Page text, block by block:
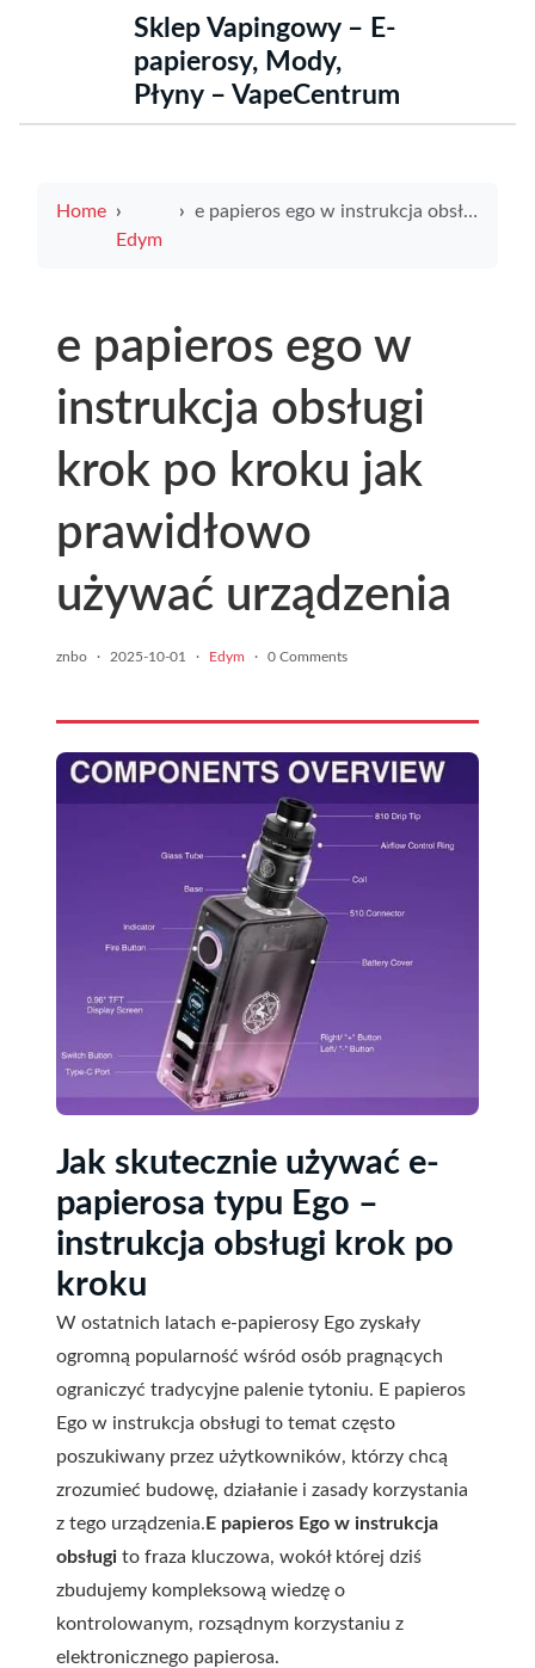
Sklep Vapingowy – E-
papierosy, Mody,
Płyny – VapeCentrum
Home
Edym
e papieros ego w instrukcja obsługi krok po kroku jak prawidłowo używać urządzenia
e papieros ego w
instrukcja obsługi
krok po kroku jak
prawidłowo
używać urządzenia
znbo · 2025-10-01 · Edym · 0 Comments
Jak skutecznie używać e-
papierosa typu Ego –
instrukcja obsługi krok po
kroku
W ostatnich latach e-papierosy Ego zyskały
ogromną popularność wśród osób pragnących
ograniczyć tradycyjne palenie tytoniu. E papieros
Ego w instrukcja obsługi to temat często
poszukiwany przez użytkowników, którzy chcą
zrozumieć budowę, działanie i zasady korzystania
z tego urządzenia. E papieros Ego w instrukcja
obsługi to fraza kluczowa, wokół której dziś
zbudujemy kompleksową wiedzę o
kontrolowanym, rozsądnym korzystaniu z
elektronicznego papierosa.